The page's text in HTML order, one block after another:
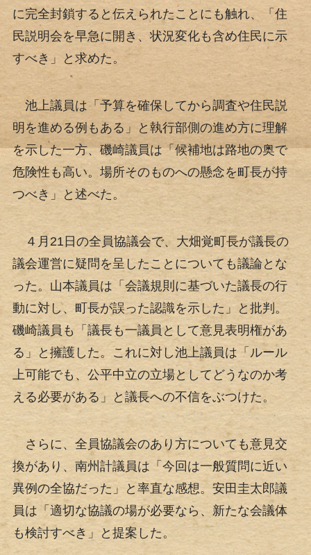
に完全封鎖すると伝えられたことにも触れ、「住
民説明会を早急に開き、状況変化も含め住民に示
すべき」と求めた。
池上議員は「予算を確保してから調査や住民説
明を進める例もある」と執行部側の進め方に理解
を示した一方、磯崎議員は「候補地は路地の奥で
危険性も高い。場所そのものへの懸念を町長が持
つべき」と述べた。
４月21日の全員協議会で、大畑覚町長が議長の
議会運営に疑問を呈したことについても議論とな
った。山本議員は「会議規則に基づいた議長の行
動に対し、町長が誤った認識を示した」と批判。
磯崎議員も「議長も一議員として意見表明権があ
る」と擁護した。これに対し池上議員は「ルール
上可能でも、公平中立の立場としてどうなのか考
える必要がある」と議長への不信をぶつけた。
さらに、全員協議会のあり方についても意見交
換があり、南州計議員は「今回は一般質問に近い
異例の全協だった」と率直な感想。安田圭太郎議
員は「適切な協議の場が必要なら、新たな会議体
も検討すべき」と提案した。